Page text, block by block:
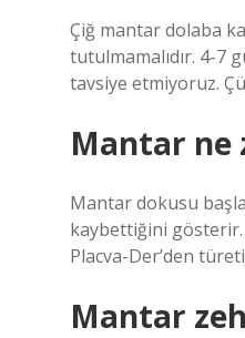
Çiğ mantar dolaba
tutulmamalıdır. 4-7
tavsiye etmiyoruz.
Mantar ne
Mantar dokusu
kaybettiğini gösterir.
Placva-Der’den
Mantar